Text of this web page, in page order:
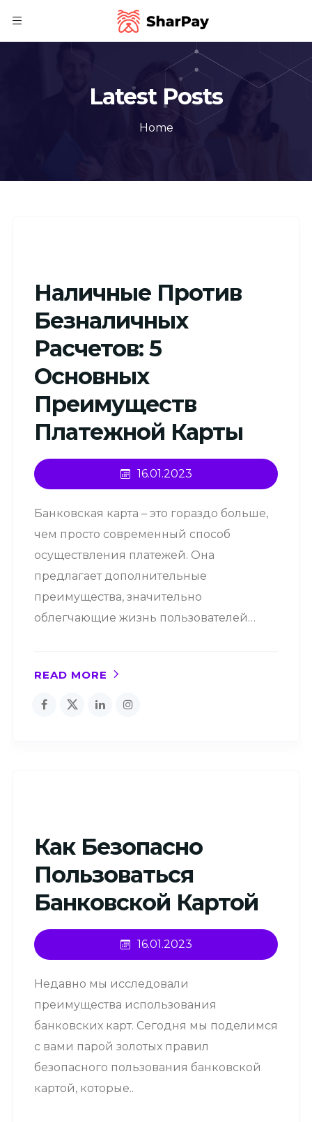
Latest Posts
Home
Наличные Против
Безналичных
Расчетов: 5
Основных
Преимуществ
Платежной Карты
16.01.2023
Банковская карта – это гораздо больше,
чем просто современный способ
осуществления платежей. Она
предлагает дополнительные
преимущества, значительно
облегчающие жизнь пользователей…
READ MORE
Как Безопасно
Пользоваться
Банковской Картой
16.01.2023
Недавно мы исследовали
преимущества использования
банковских карт. Сегодня мы поделимся
с вами парой золотых правил
безопасного пользования банковской
картой, которые..